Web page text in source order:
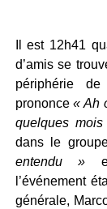
Il est 12h41
d’amis se
périphérie
prononce« Ah
quelques
dans le
entendu »
l’événement
générale,